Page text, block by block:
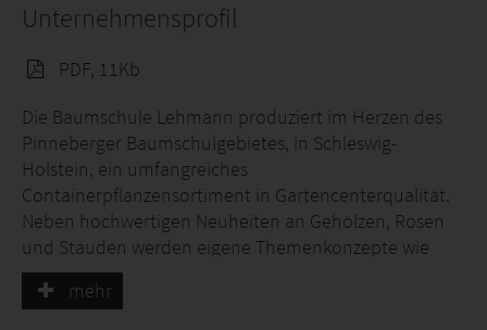
Unternehmensprofil
PDF, 11Kb
Die Baumschule Lehmann produziert im Herzen des
Pinneberger Baumschulgebietes, in Schleswig-
Holstein, ein umfangreiches
Containerpflanzensortiment in Gartencenterqualität.
Neben hochwertigen Neuheiten an Gehölzen, Rosen
und Stauden werden eigene Themenkonzepte wie
„Kleine Gartenforscher
Einzelhandel angeboten.
mehr